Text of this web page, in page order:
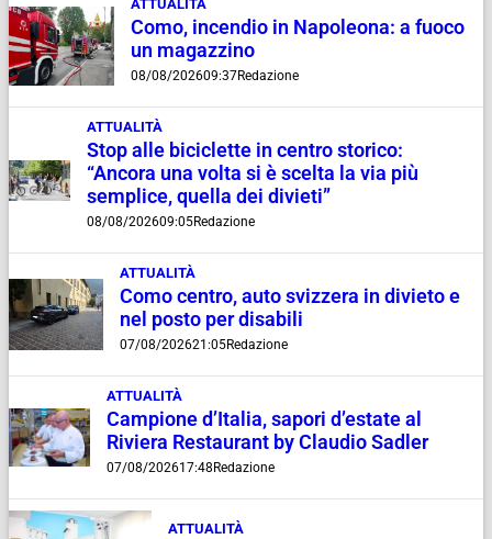
ATTUALITÀ
Como, incendio in Napoleona: a fuoco
un magazzino
08/08/202609:37Redazione
ATTUALITÀ
Stop alle biciclette in centro storico:
“Ancora una volta si è scelta la via più
semplice, quella dei divieti”
08/08/202609:05Redazione
ATTUALITÀ
Como centro, auto svizzera in divieto e
nel posto per disabili
07/08/202621:05Redazione
ATTUALITÀ
Campione d’Italia, sapori d’estate al
Riviera Restaurant by Claudio Sadler
07/08/202617:48 Redazione
ATTUALITÀ